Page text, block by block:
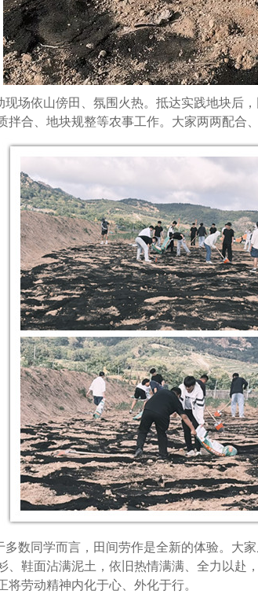
现场依山傍田、氛围火热。抵达实践地块后
拌合、地块规整等农事工作。大家两两配合
多数同学而言，田间劳作是全新的体验。大
、鞋面沾满泥土，依旧热情满满、全力以赴
将劳动精神内化于心、外化于行。